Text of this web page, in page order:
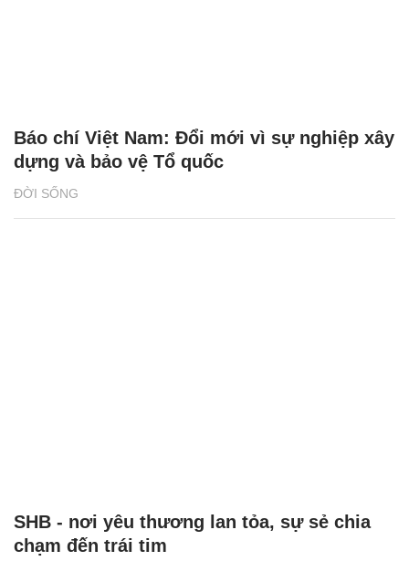
ĐỜI SỐNG
Báo chí Việt Nam: Đổi mới vì sự nghiệp xây
dựng và bảo vệ Tổ quốc
SHB - nơi yêu thương lan tỏa, sự sẻ chia
chạm đến trái tim